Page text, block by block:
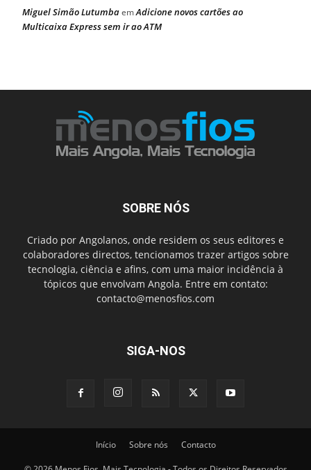
Miguel Simão LutumbaemAdicione novos cartões ao
Multicaixa Express sem ir ao ATM
SOBRE NÓS
Criado por Angolanos, onde residem os seus editores e
colaboradores directos, tencionamos trazer artigos sobre
tecnologia, ciência e afins, com uma maior incidência à
tópicos que envolvam Angola. Entre em contato:
contacto@menosfios.com
SIGA-NOS
Início Sobre nós Contacto